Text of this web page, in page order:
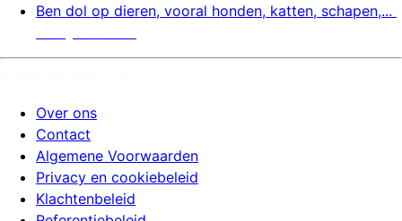
Ben dol op dieren, vooral honden, katten, schapen,...
Over ons
Contact
Algemene Voorwaarden
Privacy en cookiebeleid
Klachtenbeleid